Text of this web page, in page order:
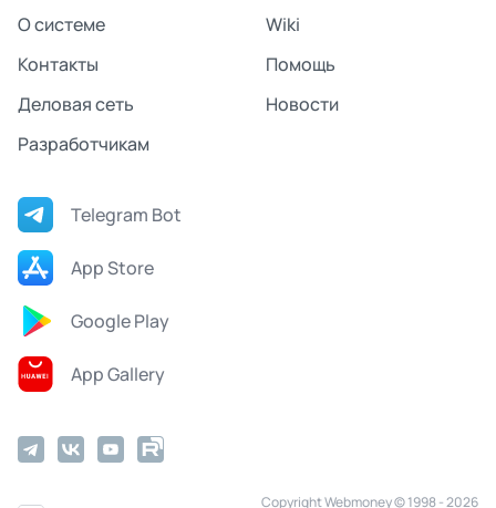
О системе
Wiki
Контакты
Помощь
Деловая сеть
Новости
Разработчикам
Telegram Bot
App Store
Google Play
App Gallery
Copyright Webmoney © 1998 - 2026